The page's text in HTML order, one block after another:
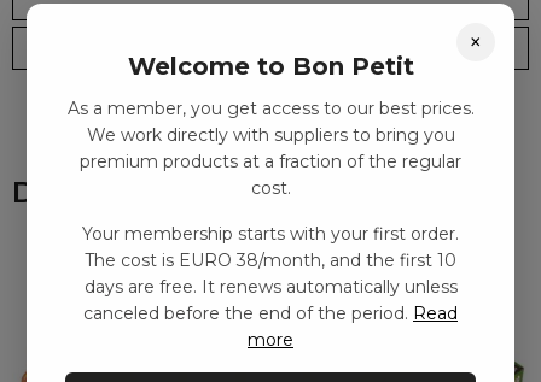
Frakt EURO 4
Du kanske också gillar
×
Welcome to Bon Petit
As a member, you get access to our best prices.
We work directly with suppliers to bring you
premium products at a fraction of the regular
cost.
Your membership starts with your first order.
The cost is EURO 38/month, and the first 10
days are free. It renews automatically unless
canceled before the end of the period. Read
more